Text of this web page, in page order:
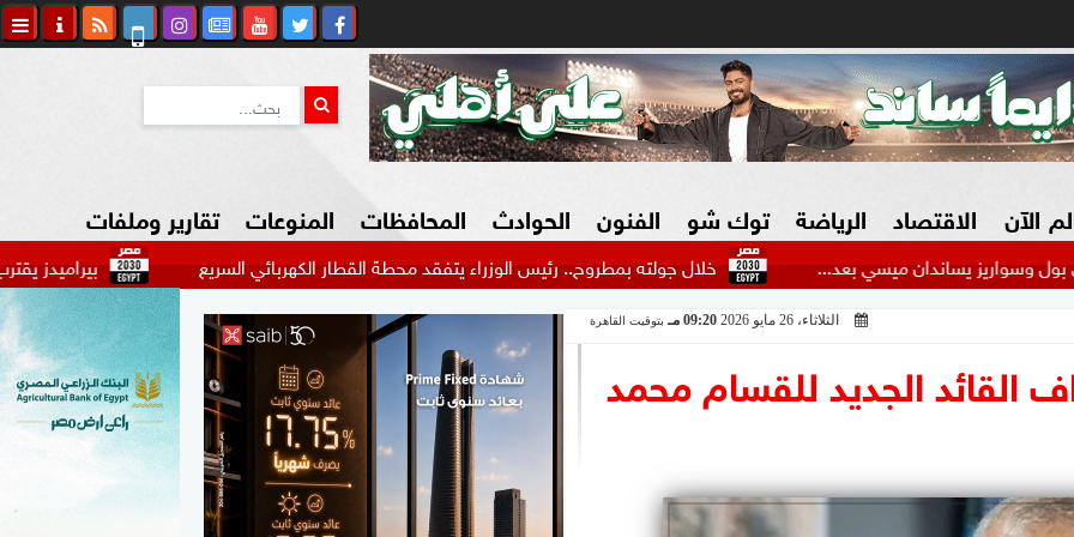
الآن الاقتصاد
الزراعة فى مصر
المسؤولية المجتمعية
الرياضة
بطولات عربية
بطولات عالمية
توك شو الفنون الحوادث
شكاوي المواطن
المحافظات المنوعات
السياحة في مصر
التكنولوجيا
المرأة والأسرة
السيارات
تقارير وملفات
بيراميدز يقترب من ضم خلال جولته بمطروح.. رئيس الوزراء يتفقد محطة القطار الكهربائي السريع ميسي بعد...
الثلاثاء، 26 مايو 2026 09:20 مـ بتوقيت القاهرة
القائد الجديد للقسام محمد